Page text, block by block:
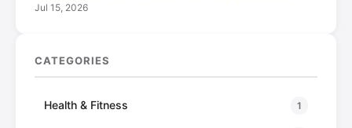
Jul 15, 2026
CATEGORIES
Health & Fitness 1